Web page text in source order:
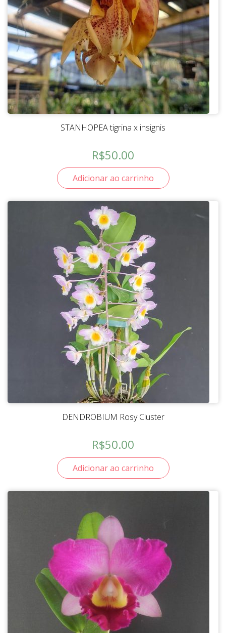
STANHOPEA tigrina x insignis
R$50.00
Adicionar ao carrinho
DENDROBIUM Rosy Cluster
R$50.00
Adicionar ao carrinho